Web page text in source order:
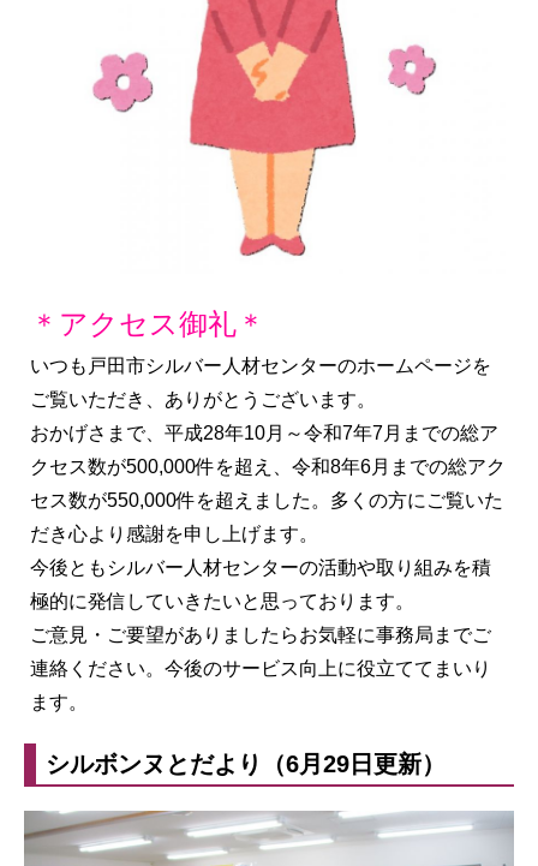
＊アクセス御礼＊
いつも戸田市シルバー人材センターのホームページを
ご覧いただき、ありがとうございます。
おかげさまで、平成28年10月～令和7年7月までの総ア
クセス数が500,000件を超え、令和8年6月までの総アク
セス数が550,000件を超えました。多くの方にご覧いた
だき心より感謝を申し上げます。
今後ともシルバー人材センターの活動や取り組みを積
極的に発信していきたいと思っております。
ご意見・ご要望がありましたらお気軽に事務局までご
連絡ください。今後のサービス向上に役立ててまいり
ます。
シルボンヌとだより（6月29日更新）